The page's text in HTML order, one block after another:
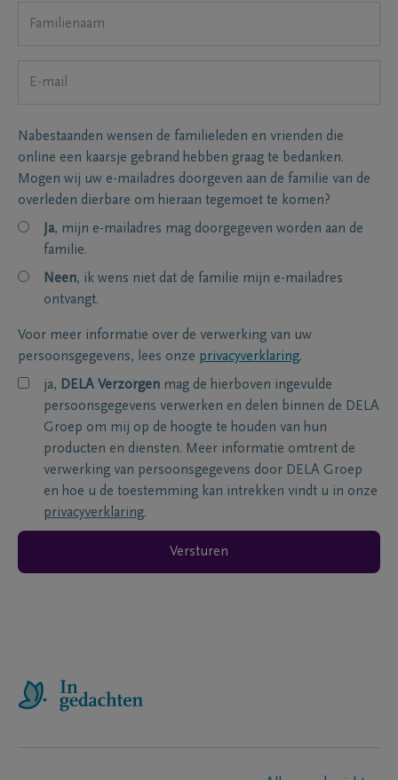
Nabestaanden wensen de familieleden en vrienden die
online een kaarsje gebrand hebben graag te bedanken.
Mogen wij uw e-mailadres doorgeven aan de familie van de
overleden dierbare om hieraan tegemoet te komen?
Ja, mijn e-mailadres mag doorgegeven worden aan de
familie.
Neen, ik wens niet dat de familie mijn e-mailadres
ontvangt.
Voor meer informatie over de verwerking van uw
persoonsgegevens, lees onze privacyverklaring.
ja, DELA Verzorgen mag de hierboven ingevulde
persoonsgegevens verwerken en delen binnen de DELA
Groep om mij op de hoogte te houden van hun
producten en diensten. Meer informatie omtrent de
verwerking van persoonsgegevens door DELA Groep
en hoe u de toestemming kan intrekken vindt u in onze
privacyverklaring.
Versturen